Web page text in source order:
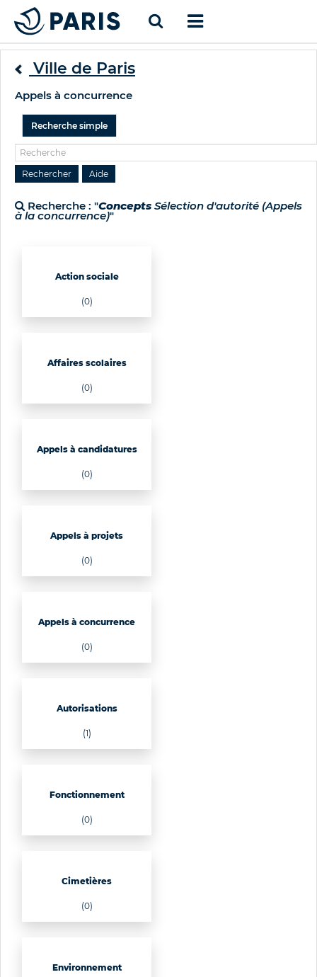
Ville de Paris
Appels à concurrence
Recherche simple
Recherche : "Concepts Sélection d'autorité (Appels
à la concurrence)"
Action sociale
(0)
Affaires scolaires
(0)
Appels à candidatures
(0)
Appels à projets
(0)
Appels à concurrence
(0)
Autorisations
(1)
Fonctionnement
(0)
Cimetières
(0)
Environnement